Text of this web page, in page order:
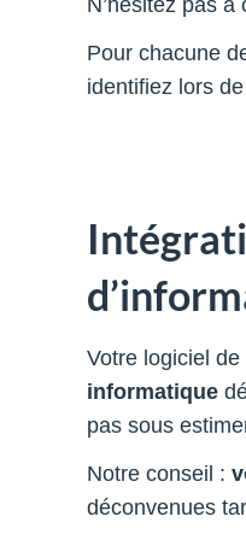
Pour chacune
identifiez lors
Votre logiciel
informatique
pas sous
Notre conseil :
déconvenues